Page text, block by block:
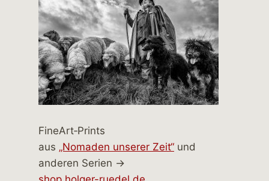
FineArt‑Prints
aus „Nomaden unserer Zeit“ und
anderen Serien →